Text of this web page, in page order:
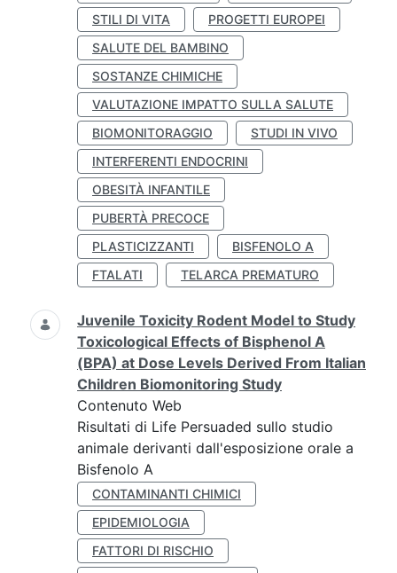
STILI DI VITA
PROGETTI EUROPEI
SALUTE DEL BAMBINO
SOSTANZE CHIMICHE
VALUTAZIONE IMPATTO SULLA SALUTE
BIOMONITORAGGIO
STUDI IN VIVO
INTERFERENTI ENDOCRINI
OBESITÀ INFANTILE
PUBERTÀ PRECOCE
PLASTICIZZANTI
BISFENOLO A
FTALATI
TELARCA PREMATURO
Juvenile Toxicity Rodent Model to Study
Toxicological Effects of Bisphenol A
(BPA) at Dose Levels Derived From Italian
Children Biomonitoring Study
Contenuto Web
Risultati di Life Persuaded sullo studio
animale derivanti dall'esposizione orale a
Bisfenolo A
CONTAMINANTI CHIMICI
EPIDEMIOLOGIA
FATTORI DI RISCHIO